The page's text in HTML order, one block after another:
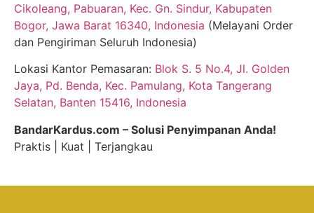
Cikoleang, Pabuaran, Kec. Gn. Sindur, Kabupaten
Bogor, Jawa Barat 16340, Indonesia (Melayani Order
dan Pengiriman Seluruh Indonesia)
Lokasi Kantor Pemasaran: Blok S. 5 No.4, Jl. Golden
Jaya, Pd. Benda, Kec. Pamulang, Kota Tangerang
Selatan, Banten 15416, Indonesia
BandarKardus.com – Solusi Penyimpanan Anda!
Praktis | Kuat | Terjangkau